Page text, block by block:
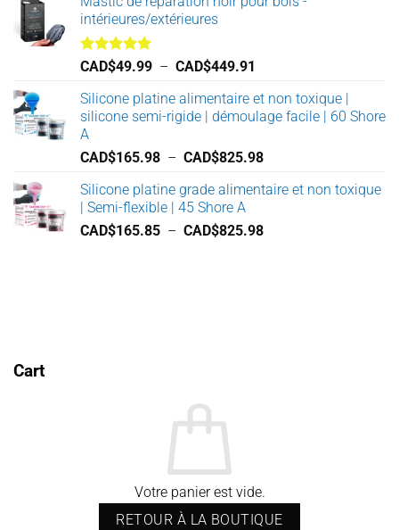
prix :
intérieures/extérieures
Note5.00
CAD$49.99 – CAD$449.91
prix :
CAD$49.99
CAD$449.91
Silicone platine alimentaire et non toxique |
silicone semi-rigide | démoulage facile | 60 Shore
A
CAD$165.98 – CAD$825.98Plage
prix :
à
Silicone platine grade alimentaire et non toxique
| Semi-flexible | 45 Shore A
CAD$165.85 – CAD$825.98Plage
Cart
Votre panier est vide.
RETOUR À LA BOUTIQUE